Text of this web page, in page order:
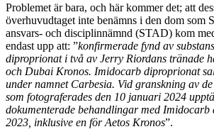
Problemet är bara, och här kommer det; att
överhuvudtaget inte benämns i den dom som
ansvars- och disciplinnämnd (STAD) kom
endast upp att: ”konfirmerade fynd av
diproprionat i två av Jerry Riordans tränade
och Dubai Kronos. Imidocarb diproprionat
under namnet Carbesia. Vid granskning av
som fotograferades den 10 januari 2024
dokumenterade behandlingar med
2023, inklusive en för Aetos Kronos”.